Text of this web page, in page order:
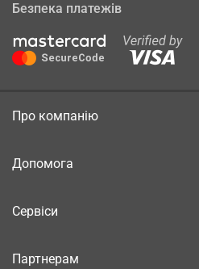
Безпека платежів
Про компанію
Допомога
Сервіси
Партнерам